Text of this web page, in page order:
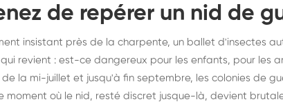
de repérer un nid de
insistant près de la charpente, un ballet d'insectes
revient : est-ce dangereux pour les enfants, pour les
la mi-juillet et jusqu'à fin septembre, les colonies de
moment où le nid, resté discret jusque-là, devient